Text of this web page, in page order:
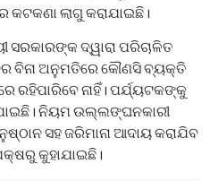
ଲାଗୁ କରାଯାଇଛି।
ସରକାରଙ୍କ ଦ୍ୱାରା ପରିଚାଳିତ
ବିନା ଅନୁମତିରେ କୌଣସି ବ୍ୟକ୍ତି
ରହିପାରିବେ ନାହିଁ। ପର୍ଯ୍ୟଟକଙ୍କୁ
ନିୟମ ଉଲ୍ଲଙ୍ଘନକାରୀ
ସହ ଜରିମାନା ଆଦାୟ କରାଯିବ
କୁହାଯାଇଛି।